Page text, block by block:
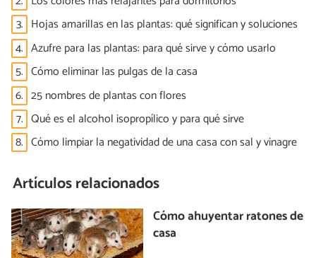
3. Hojas amarillas en las plantas: qué significan y soluciones
4. Azufre para las plantas: para qué sirve y cómo usarlo
5. Cómo eliminar las pulgas de la casa
6. 25 nombres de plantas con flores
7. Qué es el alcohol isopropílico y para qué sirve
8. Cómo limpiar la negatividad de una casa con sal y vinagre
Artículos relacionados
Cómo ahuyentar ratones de
casa